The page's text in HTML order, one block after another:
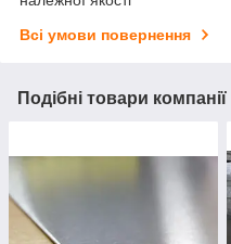
Всі умови повернення
Подібні товари компанії